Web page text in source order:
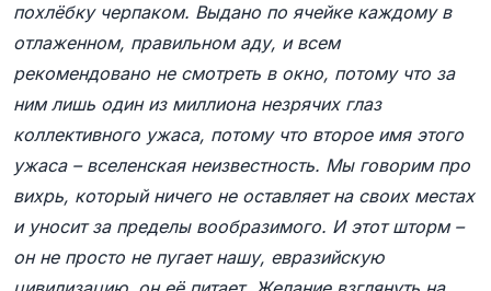
похлёбку черпаком. Выдано по ячейке каждому в
отлаженном, правильном аду, и всем
рекомендовано не смотреть в окно, потому что за
ним лишь один из миллиона незрячих глаз
коллективного ужаса, потому что второе имя этого
ужаса – вселенская неизвестность. Мы говорим про
вихрь, который ничего не оставляет на своих местах
и уносит за пределы вообразимого. И этот шторм –
он не просто не пугает нашу, евразийскую